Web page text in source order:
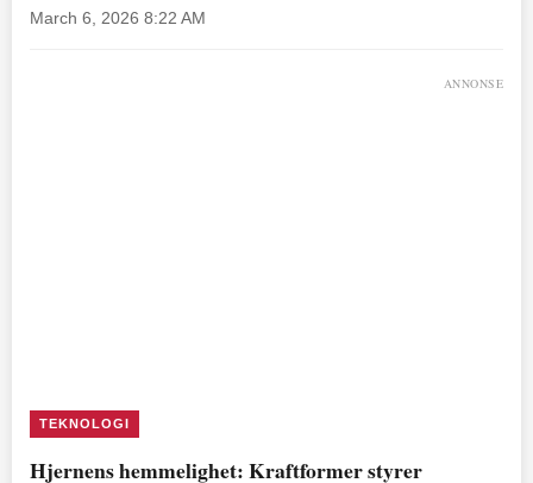
March 6, 2026 8:22 AM
ANNONSE
TEKNOLOGI
Hjernens hemmelighet: Kraftformer styrer